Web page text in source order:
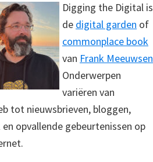
Digging the Digital is
de digital garden of
commonplace book
van Frank Meeuwsen
Onderwerpen
variëren van
tot nieuwsbrieven, bloggen,
en opvallende gebeurtenissen op